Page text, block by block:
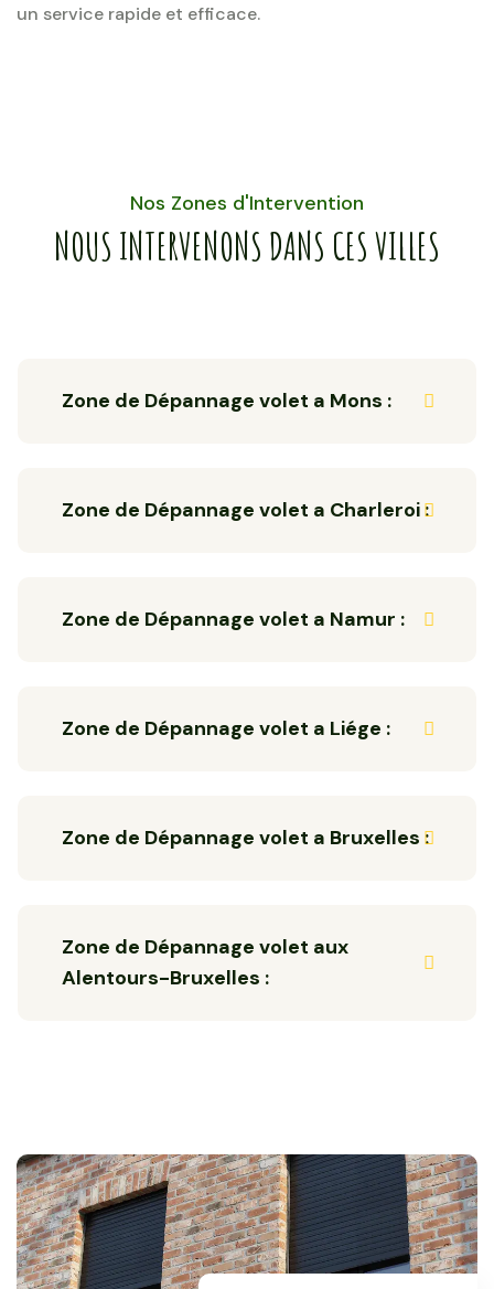
un service rapide et efficace.
Nos Zones d'Intervention
NOUS INTERVENONS DANS CES VILLES
Zone de Dépannage volet a Mons :
Zone de Dépannage volet a Charleroi :
Zone de Dépannage volet a Namur :
Zone de Dépannage volet a Liége :
Zone de Dépannage volet a Bruxelles :
Zone de Dépannage volet aux
Alentours-Bruxelles :